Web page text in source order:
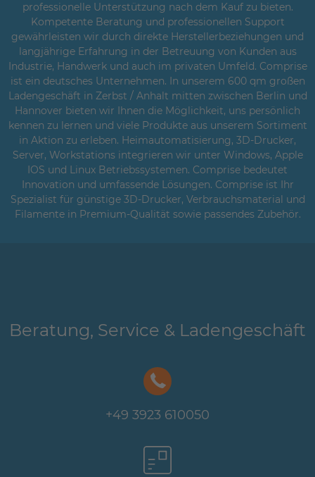
professionelle Unterstützung nach dem Kauf zu bieten.
Kompetente Beratung und professionellen Support
gewährleisten wir durch direkte Herstellerbeziehungen und
langjährige Erfahrung in der Betreuung von Kunden aus
Industrie, Handwerk und auch im privaten Umfeld. Comprise
ist ein deutsches Unternehmen. In unserem 600 qm großen
Ladengeschäft in Zerbst / Anhalt mitten zwischen Berlin und
Hannover bieten wir Ihnen die Möglichkeit, uns persönlich
kennen zu lernen und viele Produkte aus unserem Sortiment
in Aktion zu erleben. Heimautomatisierung, 3D-Drucker,
Server, Workstations integrieren wir unter Windows, Apple
IOS und Linux Betriebssystemen. Comprise bedeutet
Innovation und umfassende Lösungen. Comprise ist Ihr
Spezialist für günstige 3D-Drucker, Verbrauchsmaterial und
Filamente in Premium-Qualität sowie passendes Zubehör.
Beratung, Service & Ladengeschäft
+49 3923 610050